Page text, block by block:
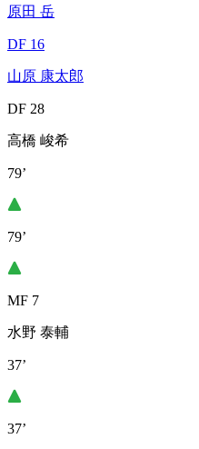
原田 岳
DF 16
山原 康太郎
DF 28
高橋 峻希
79’
79’
MF 7
水野 泰輔
37’
37’